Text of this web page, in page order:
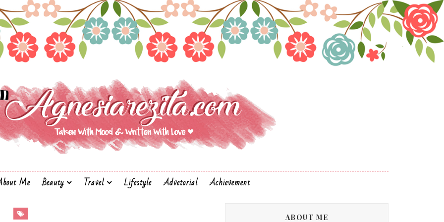
Me Beauty Travel Lifestyle Advetorial Achievement
ABOUT ME